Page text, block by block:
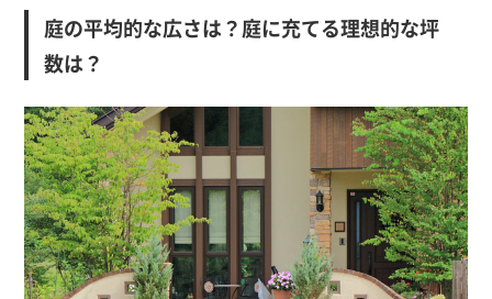
庭の平均的な広さは？庭に充てる理想的な坪
数は？